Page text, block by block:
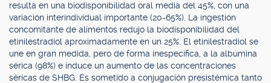
resulta en una biodisponibilidad oral media del 45%, con una
variación interindividual importante (20-65%). La ingestión
concomitante de alimentos redujo la biodisponibilidad del
etinilestradiol aproximadamente en un 25%. El etinilestradiol se
une en gran medida, pero de forma inespecífica, a la albúmina
sérica (98%) e induce un aumento de las concentraciones
séricas de SHBG. Es sometido a conjugación presistémica tanto